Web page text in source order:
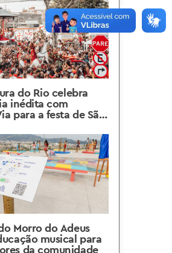
do Rio celebra
inédita com
para a festa de São
Morro do Adeus
musical para
da comunidade